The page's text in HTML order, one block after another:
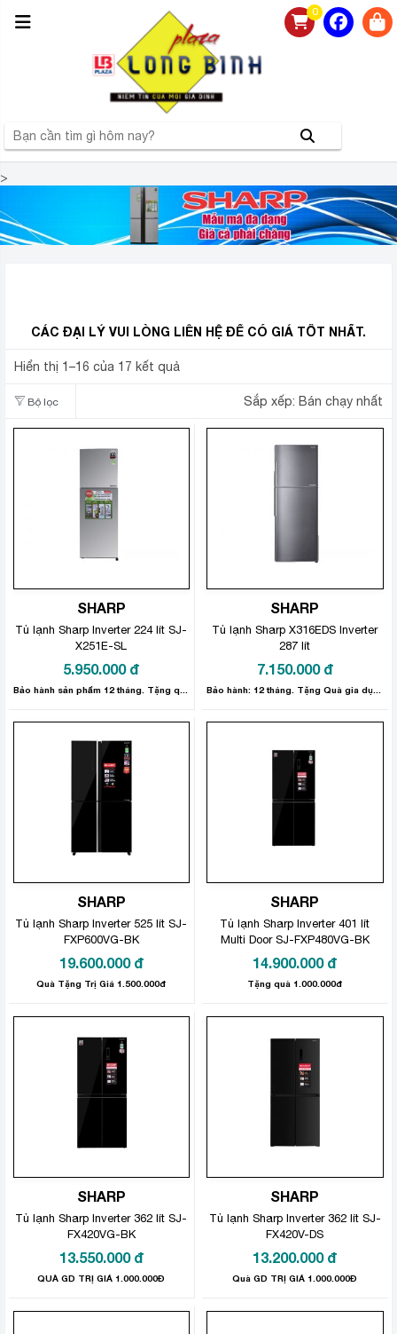
0
>
CÁC ĐẠI LÝ VUI LÒNG LIÊN HỆ ĐỂ CÓ GIÁ TỐT NHẤT.
Hiển thị 1–16 của 17 kết quả
Bộ lọc Sắp xếp: Bán chạy nhất
SHARP
Tủ lạnh Sharp Inverter 224 lít SJ-
X251E-SL
5.950.000 đ
SHARP
Tủ lạnh Sharp X316EDS Inverter
287 lít
7.150.000 đ
SHARP
Tủ lạnh Sharp Inverter 525 lít SJ-
FXP600VG-BK
19.600.000 đ
Quà Tặng Trị Giá 1.500.000đ
SHARP
Tủ lạnh Sharp Inverter 401 lít
Multi Door SJ-FXP480VG-BK
14.900.000 đ
Tặng quà 1.000.000đ
SHARP
Tủ lạnh Sharp Inverter 362 lít SJ-
FX420VG-BK
13.550.000 đ
QUÀ GD TRỊ GIÁ 1.000.000Đ
SHARP
Tủ lạnh Sharp Inverter 362 lít SJ-
FX420V-DS
13.200.000 đ
Quà GD TRỊ GIÁ 1.000.000Đ